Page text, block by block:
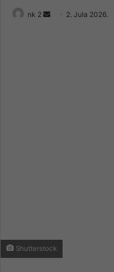
nk 2
Send 2. Jula 2026.
Shutterstock